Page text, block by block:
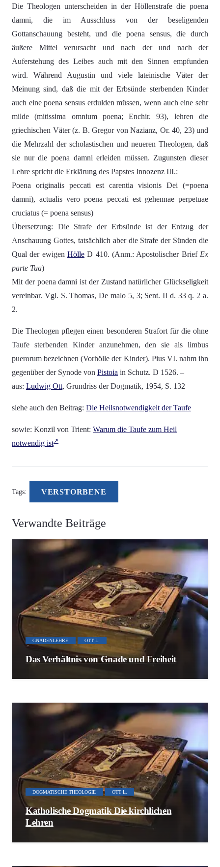
Die Theologen unterscheiden in der Höllenstrafe die poena
damni, die im Ausschluss von der beseligenden
Gottanschauung besteht, und die poena sensus, die durch
äußere Mittel verursacht und nach der und nach der
Auferstehung des Leibes auch mit den Sinnen empfunden
wird. Während Augustin und viele lateinische Väter der
Meinung sind, daß die mit der Erbsünde sterbenden Kinder
auch eine poena sensus erdulden müssen, wenn auch eine sehr
milde (mitissima omnium poena; Enchir. 93), lehren die
griechischen Väter (z. B. Gregor von Nazianz, Or. 40, 23) und
die Mehrzahl der scholastischen und neueren Theologen, daß
sie nur die poena damni erleiden müssen. Zugunsten dieser
Lehre spricht die Erklärung des Papstes Innozenz III.:
Poena originalis peccati est carentia visionis Dei (=poena
damni), actualis vero poena peccati est gehennae perpetuae
cruciatus (= poena sensus)
Übersetzung: Die Strafe der Erbsünde ist der Entzug der
Anschauung Gottes, tatsächlich aber die Strafe der Sünden die
Qual der ewigen Hölle D 410. (Anm.: Apostolischer Brief Ex
parte Tua)
Mit der poena damni ist der Zustand natürlicher Glückseligkeit
vereinbar. Vgl. S. Thomas, De malo 5, 3; Sent. II d. 33 q. 2 a.
2.
Die Theologen pflegen einen besonderen Strafort für die ohne
Taufe sterbenden Kinder anzunehmen, den sie als limbus
puerorum bezeichnen (Vorhölle der Kinder). Pius VI. nahm ihn
gegenüber der Synode von Pistoia in Schutz. D 1526. –
aus: Ludwig Ott, Grundriss der Dogmatik, 1954, S. 132
siehe auch den Beitrag: Die Heilsnotwendigkeit der Taufe
sowie: Konzil von Trient: Warum die Taufe zum Heil
notwendig ist
Tags: VERSTORBENE
Verwandte Beiträge
GNADENLEHRE OTT L.
Das Verhältnis von Gnade und Freiheit
DOGMATISCHE THEOLOGIE OTT L.
Katholische Dogmatik Die kirchlichen
Lehren